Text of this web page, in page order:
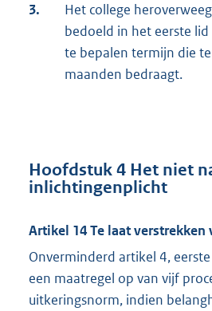
3.
Het college
bedoeld in het eerste
te bepalen termijn die
maanden bedraagt.
Hoofdstuk 4 Het niet
inlichtingenplicht
Artikel 14 Te laat verstrekken
Onverminderd artikel 4,
een maatregel op van vijf
uitkeringsnorm, indien